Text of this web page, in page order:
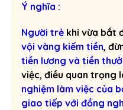
Ý nghĩa :
Người trẻ khi vừa bắt
vội vàng kiếm tiền,
tiền lương và tiền
việc, điều quan trọng
nghiệm làm việc của
giao tiếp với đồng